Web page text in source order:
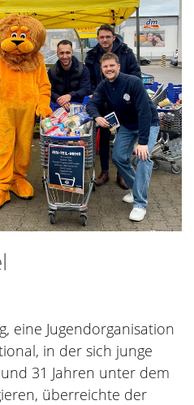
eine Jugendorganisation
in der sich junge
31 Jahren unter dem
überreichte der